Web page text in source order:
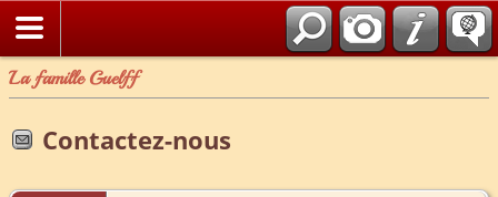
La famille Guelff
Contactez-nous